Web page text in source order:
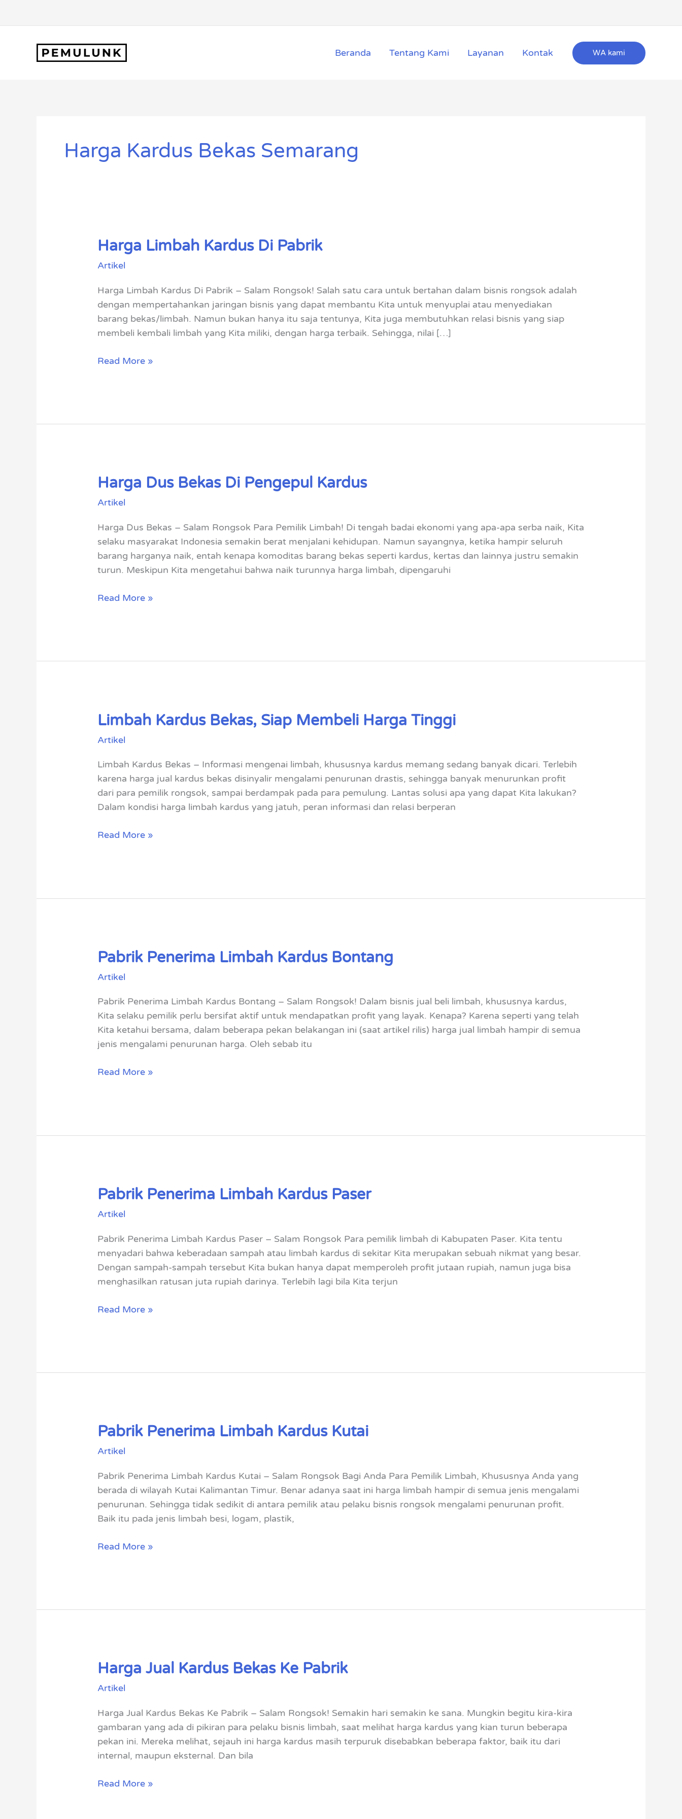
Beranda
Tentang Kami Layanan Kontak WA kami
Harga Kardus Bekas Semarang
Harga Limbah Kardus Di Pabrik
Artikel
Harga Limbah Kardus Di Pabrik – Salam Rongsok! Salah satu cara untuk bertahan dalam bisnis rongsok adalah
dengan mempertahankan jaringan bisnis yang dapat membantu Kita untuk menyuplai atau menyediakan
barang bekas/limbah. Namun bukan hanya itu saja tentunya, Kita juga membutuhkan relasi bisnis yang siap
membeli kembali limbah yang Kita miliki, dengan harga terbaik. Sehingga, nilai […]
Harga
Limbah
Kardus
Di
Pabrik
Read More »
Harga Dus Bekas Di Pengepul Kardus
Artikel
Harga Dus Bekas – Salam Rongsok Para Pemilik Limbah! Di tengah badai ekonomi yang apa-apa serba naik, Kita
selaku masyarakat Indonesia semakin berat menjalani kehidupan. Namun sayangnya, ketika hampir seluruh
barang harganya naik, entah kenapa komoditas barang bekas seperti kardus, kertas dan lainnya justru semakin
turun. Meskipun Kita mengetahui bahwa naik turunnya harga limbah, dipengaruhi
Harga
Bekas
Di
Pengepul
Kardus
Read More »
Limbah Kardus Bekas, Siap Membeli Harga Tinggi
Artikel
Limbah Kardus Bekas – Informasi mengenai limbah, khususnya kardus memang sedang banyak dicari. Terlebih
karena harga jual kardus bekas disinyalir mengalami penurunan drastis, sehingga banyak menurunkan profit
dari para pemilik rongsok, sampai berdampak pada para pemulung. Lantas solusi apa yang dapat Kita lakukan?
Dalam kondisi harga limbah kardus yang jatuh, peran informasi dan relasi berperan
Limbah
Bekas,
Siap
Membeli
Harga
Tinggi
Read More »
Pabrik Penerima Limbah Kardus Bontang
Artikel
Pabrik Penerima Limbah Kardus Bontang – Salam Rongsok! Dalam bisnis jual beli limbah, khususnya kardus,
Kita selaku pemilik perlu bersifat aktif untuk mendapatkan profit yang layak. Kenapa? Karena seperti yang telah
Kita ketahui bersama, dalam beberapa pekan belakangan ini (saat artikel rilis) harga jual limbah hampir di semua
jenis mengalami penurunan harga. Oleh sebab itu
Pabrik
Limbah
Kardus
Bontang
Read More »
Pabrik Penerima Limbah Kardus Paser
Artikel
Pabrik Penerima Limbah Kardus Paser – Salam Rongsok Para pemilik limbah di Kabupaten Paser. Kita tentu
menyadari bahwa keberadaan sampah atau limbah kardus di sekitar Kita merupakan sebuah nikmat yang besar.
Dengan sampah-sampah tersebut Kita bukan hanya dapat memperoleh profit jutaan rupiah, namun juga bisa
menghasilkan ratusan juta rupiah darinya. Terlebih lagi bila Kita terjun
Pabrik
Limbah
Kardus
Read More »
Pabrik Penerima Limbah Kardus Kutai
Artikel
Pabrik Penerima Limbah Kardus Kutai – Salam Rongsok Bagi Anda Para Pemilik Limbah, Khususnya Anda yang
berada di wilayah Kutai Kalimantan Timur. Benar adanya saat ini harga limbah hampir di semua jenis mengalami
penurunan. Sehingga tidak sedikit di antara pemilik atau pelaku bisnis rongsok mengalami penurunan profit.
Baik itu pada jenis limbah besi, logam, plastik,
Pabrik
Limbah
Kardus
Kutai
Read More »
Harga Jual Kardus Bekas Ke Pabrik
Artikel
Harga Jual Kardus Bekas Ke Pabrik – Salam Rongsok! Semakin hari semakin ke sana. Mungkin begitu kira-kira
gambaran yang ada di pikiran para pelaku bisnis limbah, saat melihat harga kardus yang kian turun beberapa
pekan ini. Mereka melihat, sejauh ini harga kardus masih terpuruk disebabkan beberapa faktor, baik itu dari
internal, maupun eksternal. Dan bila
Harga
Kardus
Bekas
Pabrik
Read More »